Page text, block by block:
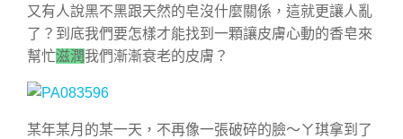
又有人說黑不黑跟天然的皂沒什麼關係，這就更讓人亂
了？到底我們要怎樣才能找到一顆讓皮膚心動的香皂來
幫忙滋潤我們漸漸衰老的皮膚？
某年某月的某一天，不再像一張破碎的臉～ㄚ琪拿到了